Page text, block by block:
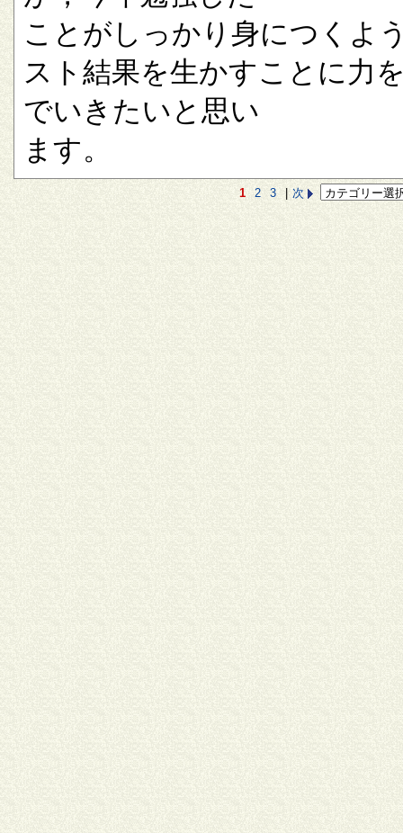
ことがしっかり身につくよ
スト結果を生かすことに力
でいきたいと思い
ます。
1 2 3 次